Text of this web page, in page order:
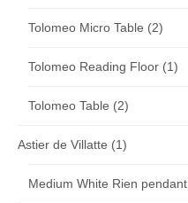
Tolomeo Micro Table (2)
Tolomeo Reading Floor (1)
Tolomeo Table (2)
Astier de Villatte (1)
Medium White Rien pendant